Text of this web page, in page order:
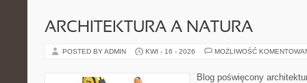
ARCHITEKTURA A NATURA
POSTED BY ADMIN KWI - 16 - 2026 MOŻLIWOŚĆ
Blog poświęcony